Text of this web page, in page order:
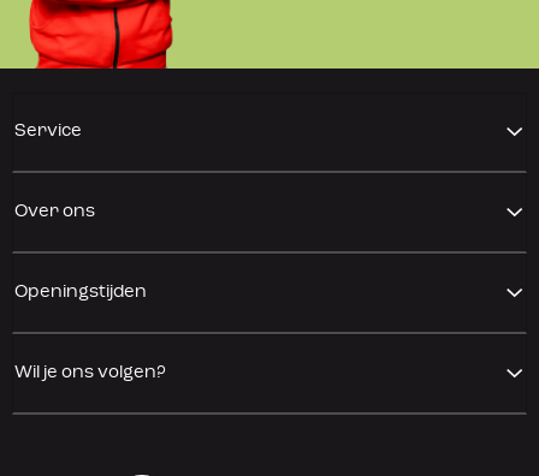
Service
Over ons
Openingstijden
Wil je ons volgen?